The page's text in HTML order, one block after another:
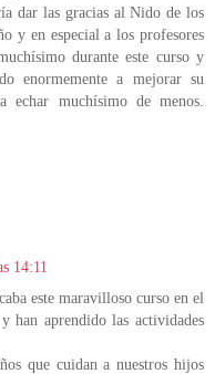
dar las gracias al Nido de los
y en especial a los profesores
durante este curso y
enormemente a mejorar su
echar muchísimo de menos.
14:11
este maravilloso curso en el
han aprendido las actividades
que cuidan a nuestros hijos